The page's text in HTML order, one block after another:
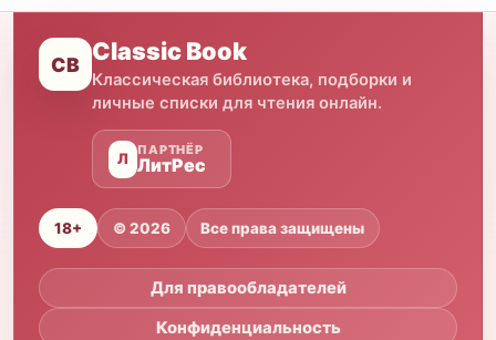
CB Classic Book
Классическая библиотека, подборки и
личные списки для чтения онлайн.
Л
ПАРТНЁР
ЛитРес
18+ © 2026 Все права защищены
Для правообладателей
Конфиденциальность